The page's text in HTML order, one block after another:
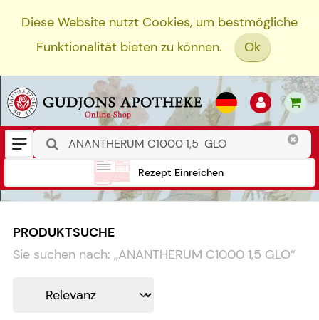
Diese Website nutzt Cookies, um bestmögliche
Funktionalität bieten zu können.
Ok
Rezept Einreichen
PRODUKTSUCHE
Sie suchen nach: „ANANTHERUM C1000 1,5 GLO“